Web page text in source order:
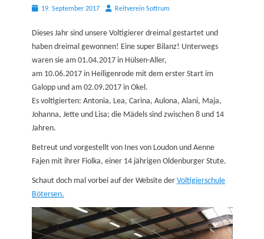
Posted19. September 2017 AutorReitverein Sottrum
Dieses Jahr sind unsere Voltigierer dreimal gestartet und
haben dreimal gewonnen! Eine super Bilanz! Unterwegs
waren sie am 01.04.2017 in Hülsen-Aller,
am 10.06.2017 in Heiligenrode mit dem erster Start im
Galopp und am 02.09.2017 in Okel.
Es voltigierten: Antonia, Lea, Carina, Aulona, Alani, Maja,
Johanna, Jette und Lisa; die Mädels sind zwischen 8 und 14
Jahren.
Betreut und vorgestellt von Ines von Loudon und Aenne
Fajen mit ihrer Fiolka, einer 14 jährigen Oldenburger Stute.
Schaut doch mal vorbei auf der Website der Voltigierschule
Bötersen.